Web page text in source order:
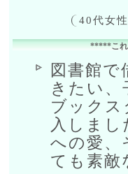
40代女
*****こ
図書館
きたい
ブック
入しま
への愛、
ても素敵